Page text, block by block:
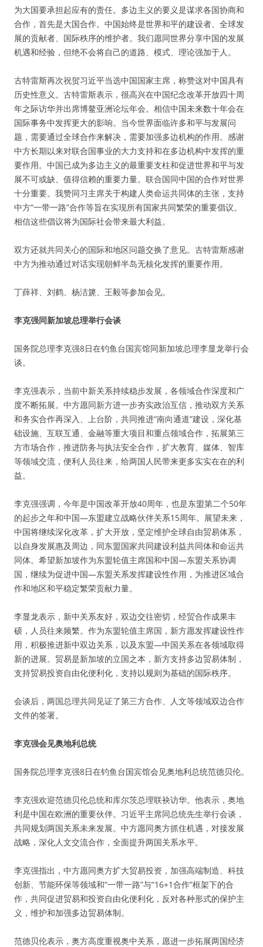
为大国要承担起应有的责任。多边主义的要义是谋求各国协商和
合作，首先是大国合作。中国始终是世界和平的建设者、全球发
展的贡献者、国际秩序的维护者。我们愿同世界分享中国的发展
机遇和经验，但绝不会将自己的道路、模式、理论强加于人。
古特雷斯再次祝贺习近平当选中国国家主席，称赞这对中国具有
历史性意义。古特雷斯表示，很高兴在中国纪念改革开放四十周
年之际访华并出席博鳌亚洲论坛年会。相信中国未来数十年会在
国际事务中发挥更大的影响。当今世界面临许多和平与发展问
题，需要通过全球合作来解决，需要加强多边机构的作用。感谢
中方长期以来对联合国事业的大力支持和在多边机构中发挥的重
要作用。中国已成为多边主义的最重要支柱和促进世界和平与发
展不可或缺、值得信赖的重要力量。联合国同中国的合作对世界
十分重要。我赞同习主席关于构建人类命运共同体的主张，支持
中方“一带一路”合作等旨在实现所有国家共同繁荣的重要倡议。
相信这些倡议将为国际社会带来最大利益。
双方还就共同关心的国际和地区问题交换了意见。古特雷斯感谢
中方为推动通过对话实现朝鲜半岛无核化发挥的重要作用。
丁薛祥、刘鹤、杨洁篪、王毅等参加会见。
李克强同新加坡总理举行会谈
国务院总理李克强8日在钓鱼台国宾馆同新加坡总理李显龙举行会
谈。
李克强表示，当前中新关系持续稳步发展，各领域合作深度和广
度不断拓展。中方愿同新方进一步夯实政治互信，推动双方关系
和务实合作再深入、上台阶，共同推进“南向通道”建设，深化基
础设施、互联互通、金融等重大项目和重点领域合作，拓展第三
方市场合作，推进防务与执法安全合作，扩大教育、媒体、智库
等领域交流，便利人员往来，给两国人民带来更多实实在在的利
益。
李克强强调，今年是中国改革开放40周年，也是东盟第二个50年
的起步之年和中国—东盟建立战略伙伴关系15周年。展望未来，
中国将继续深化改革，扩大开放，坚定维护全球自由贸易体系，
以自身发展惠及周边，同东盟国家共同建设利益共同体和命运共
同体。希望新加坡作为东盟轮值主席国和中国—东盟关系协调
国，继续为促进中国—东盟关系发挥建设性作用，为推进区域合
作和地区和平稳定繁荣贡献力量。
李显龙表示，新中关系友好，双边交往密切，经贸合作成果丰
硕，人员往来频繁。作为东盟轮值主席国，新方愿发挥建设性作
用，积极推进新中双边关系，以及东盟—中国关系在各领域取得
新的进展。贸易是新加坡的立国之本，新方支持多边贸易体制，
支持贸易投资自由化便利化，支持以规则为基础的国际秩序。
会谈后，两国总理共同见证了第三方合作、人文等领域双边合作
文件的签署。
李克强会见奥地利总统
国务院总理李克强8日在钓鱼台国宾馆会见奥地利总统范德贝伦。
李克强欢迎范德贝伦总统和库尔茨总理联袂访华。他表示，奥地
利是中国在欧洲的重要伙伴。习近平主席同总统先生举行会谈，
共同规划两国关系未来发展。中方愿同奥方抓住机遇，对接发展
战略，深化人文交流合作，全面提升两国关系水平。
李克强指出，中方愿同奥方扩大贸易投资，加强高端制造、科技
创新、节能环保等领域和“一带一路”与“16+1合作”框架下的合
作，共同促进贸易和投资自由化便利化，反对各种形式的保护主
义，维护和加强多边贸易体制。
范德贝伦表示，奥方高度重视奥中关系，愿进一步拓展两国经济